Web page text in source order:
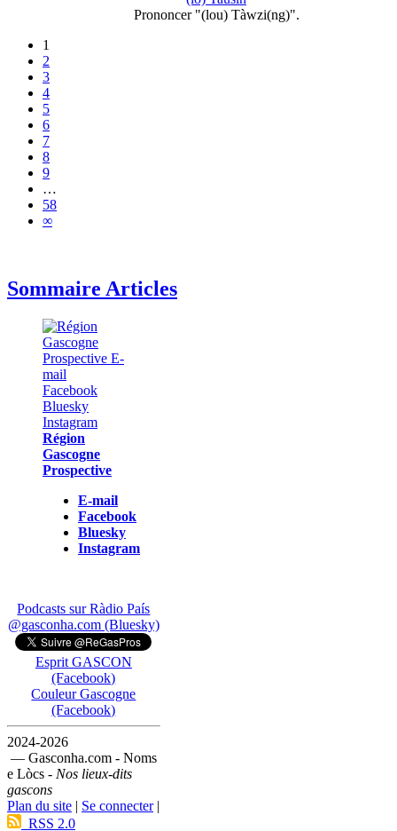
Prononcer "(lou) Tàwzi(ng)".
1
2
3
4
5
6
7
8
9
…
58
∞
Sommaire Articles
Région
Gascogne
Prospective
E-mail
Facebook
Bluesky
Instagram
Podcasts sur Ràdio País
@gasconha.com (Bluesky)
Esprit GASCON
(Facebook)
Couleur Gascogne
(Facebook)
2024-2026
— Gasconha.com - Noms
e Lòcs - Nos lieux-dits
gascons
Plan du site | Se connecter|
RSS 2.0